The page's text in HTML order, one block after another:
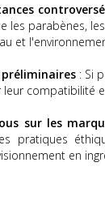
les parabènes,
et
: Si
compatibilité
sur les
pratiques
en